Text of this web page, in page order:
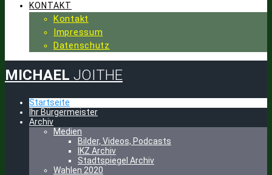
KONTAKT
Kontakt
Impressum
Datenschutz
MICHAEL JOITHE
Startseite
Ihr Bürgermeister
Archiv
Medien
Bilder, Videos, Podcasts
IKZ Archiv
Stadtspiegel Archiv
Wahlen 2020